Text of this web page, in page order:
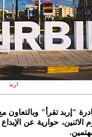
اربد
"إربد تقرأ" وبالتعاون
الاثنين، حوارية عن